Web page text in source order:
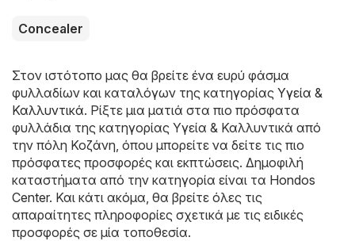
Concealer
Στον ιστότοπο μας θα βρείτε ένα ευρύ φάσμα
φυλλαδίων και καταλόγων της κατηγορίας Υγεία &
Καλλυντικά. Ρίξτε μια ματιά στα πιο πρόσφατα
φυλλάδια της κατηγορίας Υγεία & Καλλυντικά από
την πόλη Κοζάνη, όπου μπορείτε να δείτε τις πιο
πρόσφατες προσφορές και εκπτώσεις. Δημοφιλή
καταστήματα από την κατηγορία είναι τα Hondos
Center. Και κάτι ακόμα, θα βρείτε όλες τις
απαραίτητες πληροφορίες σχετικά με τις ειδικές
προσφορές σε μία τοποθεσία.